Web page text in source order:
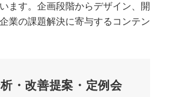
ます。企画段階からデザイン、開
業の課題解決に寄与するコンテン
・改善提案・定例会